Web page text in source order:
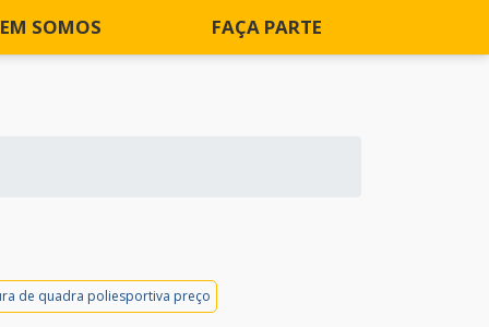
SOMOS FAÇA PARTE
de quadra poliesportiva preço